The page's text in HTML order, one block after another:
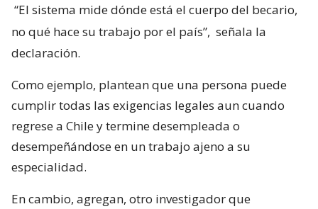
“El sistema mide dónde está el cuerpo del becario,
no qué hace su trabajo por el país”, señala la
declaración.
Como ejemplo, plantean que una persona puede
cumplir todas las exigencias legales aun cuando
regrese a Chile y termine desempleada o
desempeñándose en un trabajo ajeno a su
especialidad.
En cambio, agregan, otro investigador que